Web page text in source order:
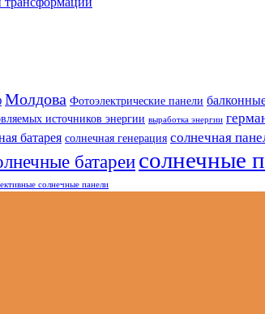
Молдова Фотоэлектрические панели
источников энергии выработка энергии
батарея солнечная генерация солнечная
батареисолнечные
солнечные панели